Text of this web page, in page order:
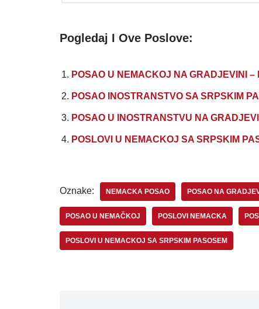
Pogledaj I Ove Poslove:
POSAO U NEMACKOJ NA GRADJEVINI
POSAO INOSTRANSTVO SA SRPSKIM
POSAO U INOSTRANSTVU NA
POSLOVI U NEMACKOJ SA SRPSKIM
Oznake: NEMACKA POSAO POSAO NA
POSAO U NEMAČKOJ POSLOVI NEMACKA
POSLOVI U NEMACKOJ SA SRPSKIM PASOSEM